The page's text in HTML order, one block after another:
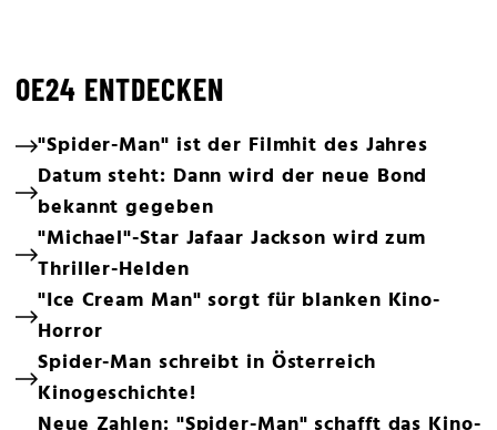
OE24 ENTDECKEN
"Spider-Man" ist der Filmhit des Jahres
Datum steht: Dann wird der neue Bond
bekannt gegeben
"Michael"-Star Jafaar Jackson wird zum
Thriller-Helden
"Ice Cream Man" sorgt für blanken Kino-
Horror
Spider-Man schreibt in Österreich
Kinogeschichte!